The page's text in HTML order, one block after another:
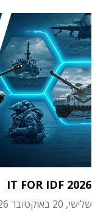
IT FOR IDF 2026
שלישי, 20 באוקטובר 2026